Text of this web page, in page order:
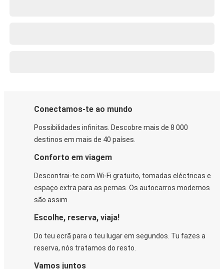
Conectamos-te ao mundo
Possibilidades infinitas. Descobre mais de 8 000
destinos em mais de 40 países.
Conforto em viagem
Descontrai-te com Wi-Fi gratuito, tomadas eléctricas e
espaço extra para as pernas. Os autocarros modernos
são assim.
Escolhe, reserva, viaja!
Do teu ecrã para o teu lugar em segundos. Tu fazes a
reserva, nós tratamos do resto.
Vamos juntos